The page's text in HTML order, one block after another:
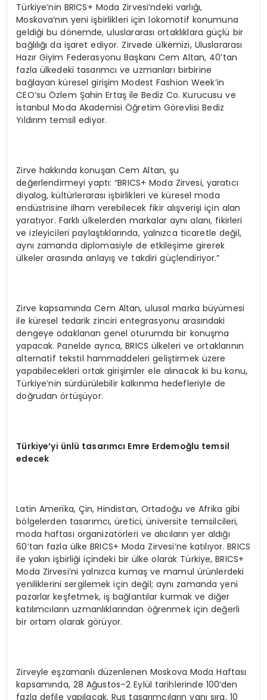
Türkiye’nin BRICS+ Moda Zirvesi’ndeki varlığı,
Moskova’nın yeni işbirlikleri için lokomotif konumuna
geldiği bu dönemde, uluslararası ortaklıklara güçlü bir
bağlılığı da işaret ediyor. Zirvede ülkemizi, Uluslararası
Hazır Giyim Federasyonu Başkanı Cem Altan, 40’tan
fazla ülkedeki tasarımcı ve uzmanları birbirine
bağlayan küresel girişim Modest Fashion Week’in
CEO’su Özlem Şahin Ertaş ile Bediz Co. Kurucusu ve
İstanbul Moda Akademisi Öğretim Görevlisi Bediz
Yıldırım temsil ediyor.
Zirve hakkında konuşan Cem Altan, şu
değerlendirmeyi yaptı: “BRICS+ Moda Zirvesi, yaratıcı
diyalog, kültürlerarası işbirlikleri ve küresel moda
endüstrisine ilham verebilecek fikir alışverişi için alan
yaratıyor. Farklı ülkelerden markalar aynı alanı, fikirleri
ve izleyicileri paylaştıklarında, yalnızca ticaretle değil,
aynı zamanda diplomasiyle de etkileşime girerek
ülkeler arasında anlayış ve takdiri güçlendiriyor.”
Zirve kapsamında Cem Altan, ulusal marka büyümesi
ile küresel tedarik zinciri entegrasyonu arasındaki
dengeye odaklanan genel oturumda bir konuşma
yapacak. Panelde ayrıca, BRICS ülkeleri ve ortaklarının
alternatif tekstil hammaddeleri geliştirmek üzere
yapabilecekleri ortak girişimler ele alınacak ki bu konu,
Türkiye’nin sürdürülebilir kalkınma hedefleriyle de
doğrudan örtüşüyor.
Türkiye’yi ünlü tasarımcı Emre Erdemoğlu temsil
edecek
Latin Amerika, Çin, Hindistan, Ortadoğu ve Afrika gibi
bölgelerden tasarımcı, üretici, üniversite temsilcileri,
moda haftası organizatörleri ve alıcıların yer aldığı
60’tan fazla ülke BRICS+ Moda Zirvesi’ne katılıyor. BRICS
ile yakın işbirliği içindeki bir ülke olarak Türkiye, BRICS+
Moda Zirvesi’ni yalnızca kumaş ve mamul ürünlerdeki
yeniliklerini sergilemek için değil; aynı zamanda yeni
pazarlar keşfetmek, iş bağlantılar kurmak ve diğer
katılımcıların uzmanlıklarından öğrenmek için değerli
bir ortam olarak görüyor.
Zirveyle eşzamanlı düzenlenen Moskova Moda Haftası
kapsamında, 28 Ağustos–2 Eylül tarihlerinde 100’den
fazla defile yapılacak. Rus tasarımcıların yanı sıra, 10